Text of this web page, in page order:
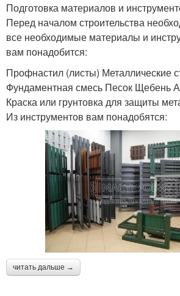
Подготовка материалов и
Перед началом строительства
все необходимые материалы и
вам понадобится:
Профнастил (листы) Металлические
Фундаментная смесь Песок Щебень
Краска или грунтовка для защиты
Из инструментов вам понадобятся:
читать дальше →